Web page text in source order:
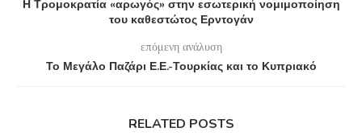
Η Τρομοκρατία «αρωγός» στην εσωτερική νομιμοποίηση
του καθεστώτος Ερντογάν
επόμενη ανάλυση
Το Μεγάλο Παζάρι Ε.Ε.-Τουρκίας και το Κυπριακό
RELATED POSTS